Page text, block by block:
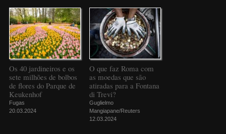
Os 40 jardineiros e os
sete milhões de bolbos
de flores do Parque de
Keukenhof
Fugas
20.03.2024
O que faz Roma com
as moedas que são
atiradas para a Fontana
di Trevi?
Guglielmo
Mangiapane/Reuters
12.03.2024